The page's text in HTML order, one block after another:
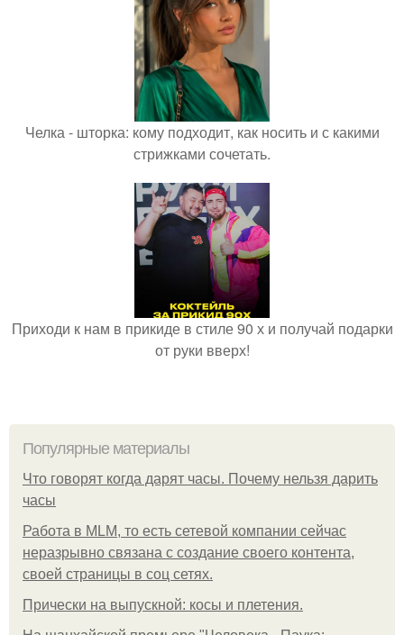
Челка - шторка: кому подходит, как носить и с какими
стрижками сочетать.
Приходи к нам в прикиде в стиле 90 х и получай подарки
от руки вверх!
Популярные материалы
Что говорят когда дарят часы. Почему нельзя дарить
часы
Работа в MLM, то есть сетевой компании сейчас
неразрывно связана с создание своего контента,
своей страницы в соц сетях.
Прически на выпускной: косы и плетения.